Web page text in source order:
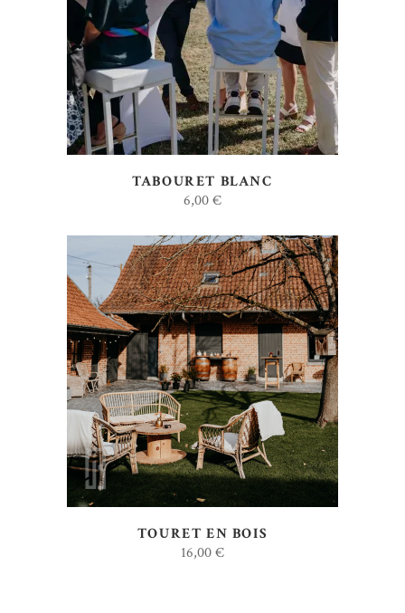
AJOUTER AU DEVIS
TABOURET BLANC
6,00€
AJOUTER AU DEVIS
TOURET EN BOIS
16,00€